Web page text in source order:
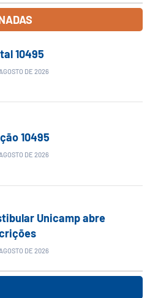
10495
DE 2026
10495
DE 2026
Unicamp abre
DE 2026